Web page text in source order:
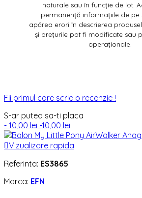
naturale sau în funcție de lot.
permanență informațiile de pe
apărea erori în descrierea
și prețurile pot fi modificate sau
operaționale.
Fii primul care scrie o recenzie !
S-ar putea sa-ti placa
- 10,00 lei -10,00 lei
Vizualizare rapida
Referinta: ES3865
Marca: EFN